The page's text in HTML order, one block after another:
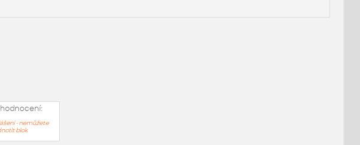
- nemůžete
blok